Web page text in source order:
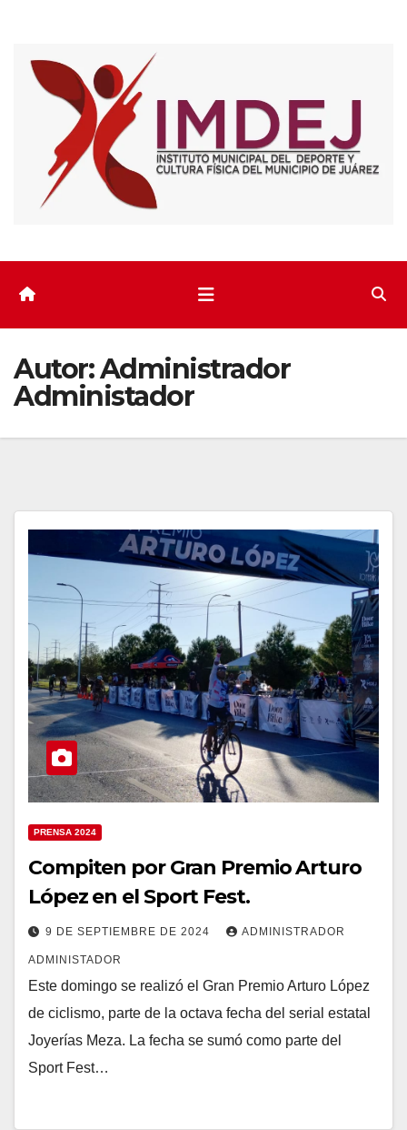
contenido
Autor:Administrador
Administador
PRENSA 2024
Compiten por Gran Premio Arturo
López en el Sport Fest.
9 DE SEPTIEMBRE DE 2024 ADMINISTRADOR
ADMINISTADOR
Este domingo se realizó el Gran Premio Arturo López
de ciclismo, parte de la octava fecha del serial estatal
Joyerías Meza. La fecha se sumó como parte del
Sport Fest…